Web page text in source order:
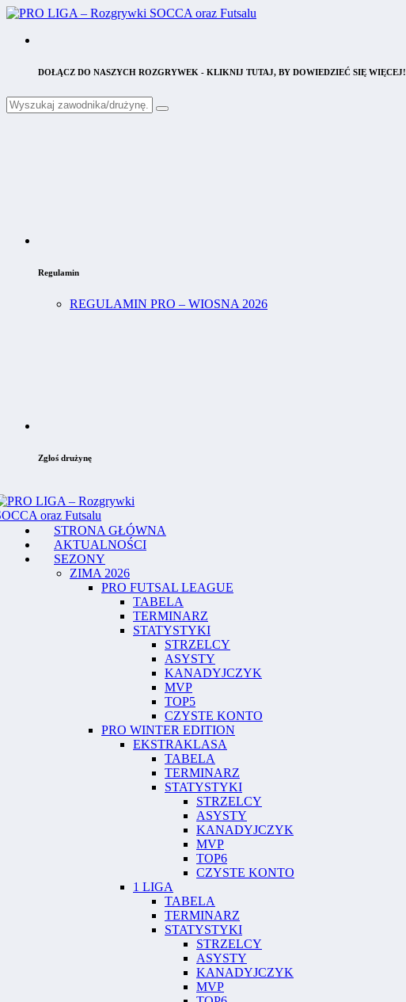
DOŁĄCZ DO NASZYCH ROZGRYWEK - KLIKNIJ TUTAJ, BY DOWIEDZIEĆ SIĘ WIĘCEJ!
Regulamin
REGULAMIN PRO – WIOSNA 2026
Zgłoś drużynę
STRONA GŁÓWNA
AKTUALNOŚCI
SEZONY
ZIMA 2026
PRO FUTSAL LEAGUE
TABELA
TERMINARZ
STATYSTYKI
STRZELCY
ASYSTY
KANADYJCZYK
MVP
TOP5
CZYSTE KONTO
PRO WINTER EDITION
EKSTRAKLASA
TABELA
TERMINARZ
STATYSTYKI
STRZELCY
ASYSTY
KANADYJCZYK
MVP
TOP6
CZYSTE KONTO
1 LIGA
TABELA
TERMINARZ
STATYSTYKI
STRZELCY
ASYSTY
KANADYJCZYK
MVP